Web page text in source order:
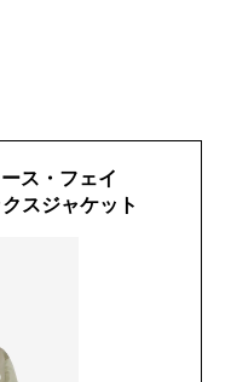
ス・フェイ
スジャケット